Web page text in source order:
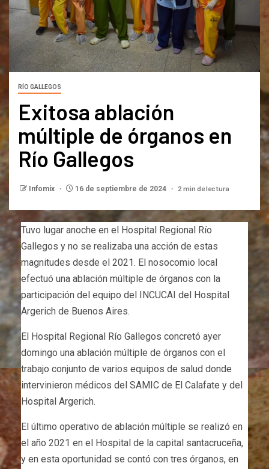
RÍO GALLEGOS
Exitosa ablación
múltiple de órganos en
Río Gallegos
Infomix 16 de septiembre de 2024 2 min de lectura
Tuvo lugar anoche en el Hospital Regional Río
Gallegos y no se realizaba una acción de estas
magnitudes desde el 2021. El nosocomio local
efectuó una ablación múltiple de órganos con la
participación del equipo del INCUCAI del Hospital
Argerich de Buenos Aires.
El Hospital Regional Río Gallegos concretó ayer
domingo una ablación múltiple de órganos con el
trabajo conjunto de varios equipos de salud donde
intervinieron médicos del SAMIC de El Calafate y del
Hospital Argerich.
El último operativo de ablación múltiple se realizó en
el año 2021 en el Hospital de la capital santacruceña,
y en esta oportunidad se contó con tres órganos, en